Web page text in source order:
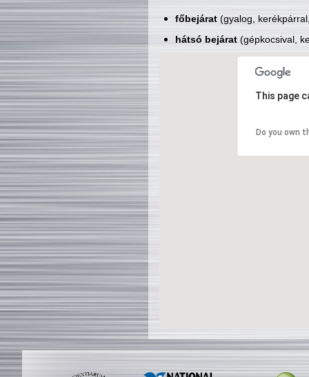
főbejárat(gyalog,
hátsó bejárat(gépkocsival,
This page
Do you own